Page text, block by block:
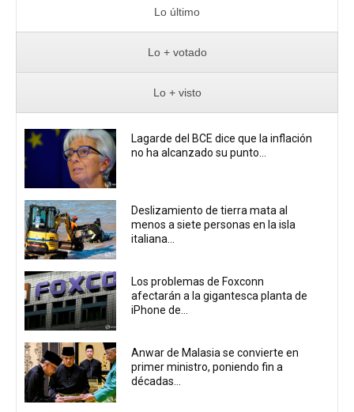
Lo último
Lo + votado
Lo + visto
Lagarde del BCE dice que la inflación
no ha alcanzado su punto...
Deslizamiento de tierra mata al
menos a siete personas en la isla
italiana...
Los problemas de Foxconn
afectarán a la gigantesca planta de
iPhone de...
Anwar de Malasia se convierte en
primer ministro, poniendo fin a
décadas...